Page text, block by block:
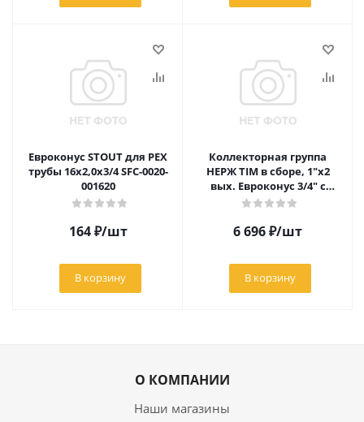
Евроконус STOUT для PEX
трубы 16x2,0x3/4 SFC-0020-
001620
164₽/шт
В корзину
Коллекторная группа
НЕРЖ TIM в сборе, 1"х2
вых. Евроконус 3/4" с
расходомерами
6 696₽/шт
В корзину
О КОМПАНИИ
Наши магазины